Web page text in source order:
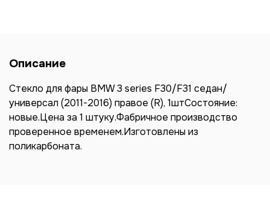
Описание
Стекло для фары BMW 3 series F30/F31 седан/
универсал (2011-2016) правое (R), 1штСостояние:
новые.Цена за 1 штуку.Фабричное производство
проверенное временем.Изготовлены из
поликарбоната.